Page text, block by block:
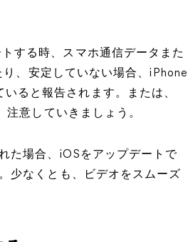
する時、スマホ通信データまた
、安定していない場合、iPhone
ると報告されます。または、
意していきましょう。
た場合、iOSをアップデートで
少なくとも、ビデオをスムーズ